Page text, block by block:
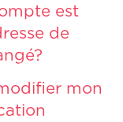
est
de
mon